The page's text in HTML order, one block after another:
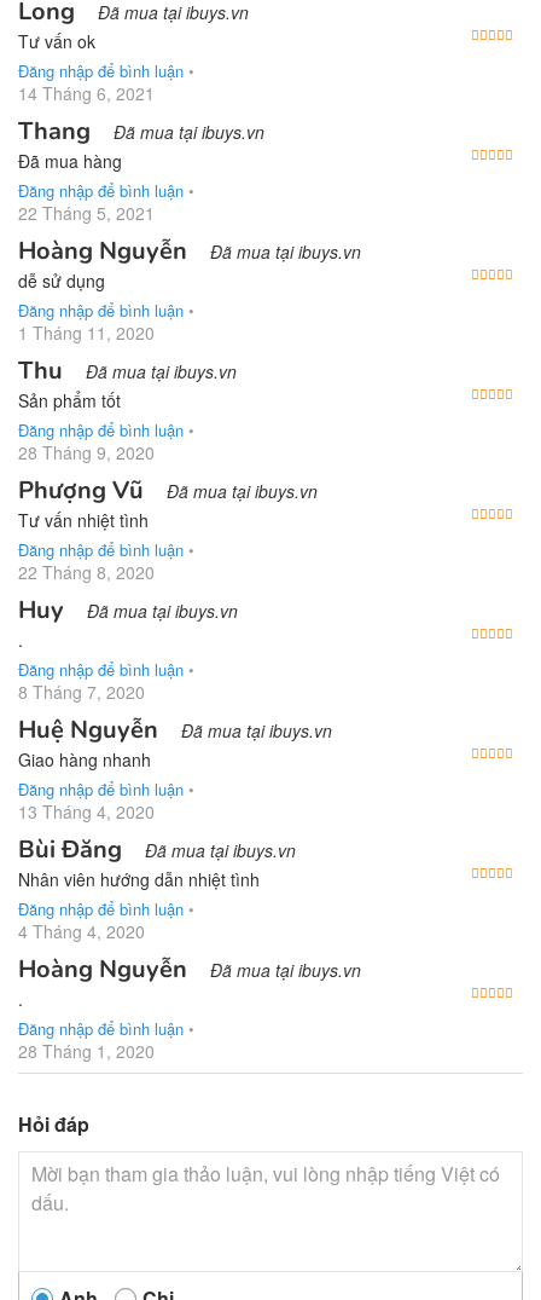
Long Đã mua tại ibuys.vn
Tư vấn ok
Đăng nhập để bình luận •
14 Tháng 6, 2021
Thang Đã mua tại ibuys.vn
Đã mua hàng
Đăng nhập để bình luận •
22 Tháng 5, 2021
Hoàng Nguyễn Đã mua tại ibuys.vn
dễ sử dụng
Đăng nhập để bình luận •
1 Tháng 11, 2020
Thu Đã mua tại ibuys.vn
Sản phẩm tốt
Đăng nhập để bình luận •
28 Tháng 9, 2020
Phượng Vũ Đã mua tại ibuys.vn
Tư vấn nhiệt tình
Đăng nhập để bình luận •
22 Tháng 8, 2020
Huy Đã mua tại ibuys.vn
.
Đăng nhập để bình luận •
8 Tháng 7, 2020
Huệ Nguyễn Đã mua tại ibuys.vn
Giao hàng nhanh
Đăng nhập để bình luận •
13 Tháng 4, 2020
Bùi Đăng Đã mua tại ibuys.vn
Nhân viên hướng dẫn nhiệt tình
Đăng nhập để bình luận •
4 Tháng 4, 2020
Hoàng Nguyễn Đã mua tại ibuys.vn
.
Đăng nhập để bình luận •
28 Tháng 1, 2020
Hỏi đáp